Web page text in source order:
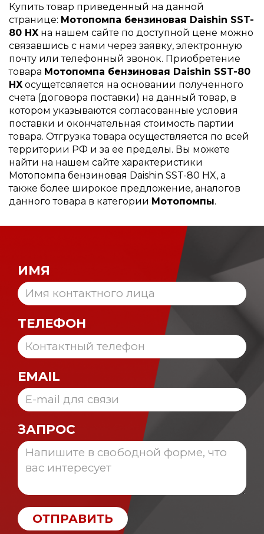
Купить товар приведенный на данной
странице: Мотопомпа бензиновая Daishin SST-
80 HX на нашем сайте по доступной цене можно
связавшись с нами через заявку, электронную
почту или телефонный звонок. Приобретение
товара Мотопомпа бензиновая Daishin SST-80
HX осущетсвляется на основании полученного
счета (договора поставки) на данный товар, в
котором указываются согласованные условия
поставки и окончательная стоимость партии
товара. Отгрузка товара осуществляется по всей
территории РФ и за ее пределы. Вы можете
найти на нашем сайте характеристики
Мотопомпа бензиновая Daishin SST-80 HX, а
также более широкое предложение, аналогов
данного товара в категории Мотопомпы.
ИМЯ
ТЕЛЕФОН
EMAIL
ЗАПРОС
ОТПРАВИТЬ